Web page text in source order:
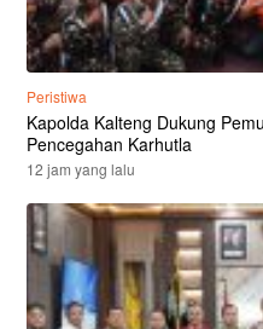
Peristiwa
Kapolda Kalteng Dukung
Pencegahan Karhutla
12 jam yang lalu